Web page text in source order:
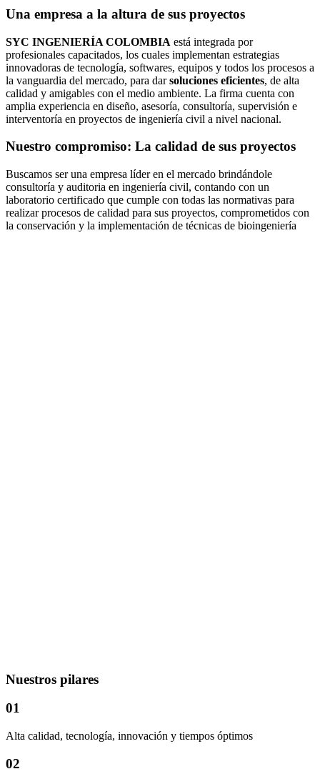
Una empresa a la altura de sus proyectos
SYC INGENIERÍA COLOMBIA está integrada por
profesionales capacitados, los cuales implementan estrategias
innovadoras de tecnología, softwares, equipos y todos los procesos a
la vanguardia del mercado, para darsoluciones eficientes, de alta
calidad y amigables con el medio ambiente. La firma cuenta con
amplia experiencia en diseño, asesoría, consultoría, supervisión e
interventoría en proyectos de ingeniería civil a nivel nacional.
Nuestro compromiso: La calidad de sus proyectos
Buscamos ser una empresa líder en el mercado brindándole
consultoría y auditoria en ingeniería civil, contando con un
laboratorio certificado que cumple con todas las normativas para
realizar procesos de calidad para sus proyectos, comprometidos con
la conservación y la implementación de técnicas de bioingeniería
Nuestros pilares
01
Alta calidad, tecnología, innovación y tiempos óptimos
02